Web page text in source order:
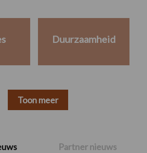
Partner nieuws
Duurzaamheid
Toon meer